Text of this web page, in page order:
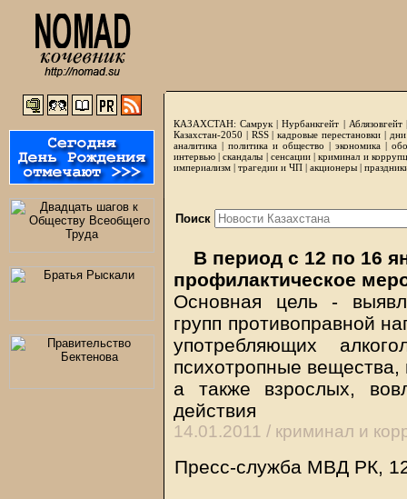
КАЗАХСТАН: Самрук |Нурбанкгейт | Аблязовгейт
Казахстан-2050 | RSS|кадровые перестановки|
аналитика | политика и общество | экономика |
интервью |скандалы | сенсации|криминал и
империализм | трагедии и ЧП | акционеры |
Поиск
В период с 12 по 16
профилактическое
Основная цель -
групп противоправной
употребляющих
психотропные
а также взрослых,
действия
14.01.2011 / криминал и
Пресс-служба МВД РК,